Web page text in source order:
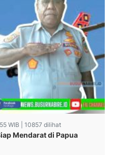
WIB | 10857 dilihat
Mendarat di Papua